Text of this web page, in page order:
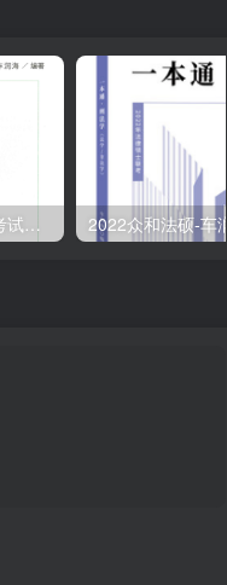
2023众合法硕-法律硕士考试一本通-车润海刑法学.pdf